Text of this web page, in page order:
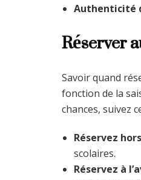
Authenticité
Réserver
Savoir quand
fonction de la
chances, suivez
Réservez
scolaires.
Réservez à